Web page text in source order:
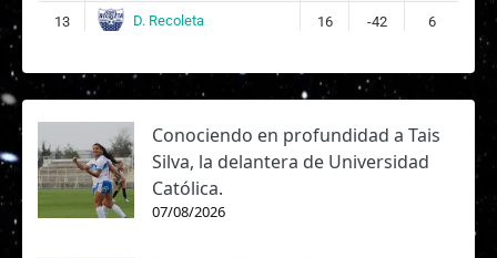
13 D. Recoleta 16 -42 6
Conociendo en profundidad a Tais
Silva, la delantera de Universidad
Católica.
07/08/2026